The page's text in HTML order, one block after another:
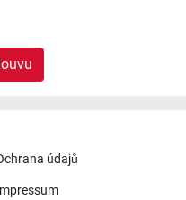
údajů